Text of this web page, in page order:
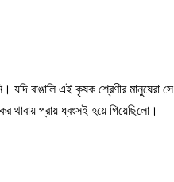
বাঙালি এই কৃষক শ্রেণীর মানুষেরা সে
প্রায় ধ্বংসই হয়ে গিয়েছিলো।